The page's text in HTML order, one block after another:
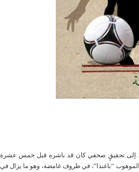
إلى تحقيقٍ صحفي كان قد باشره قبل خمس عشرة
“باغندا”، في ظروف غامضة، وهو ما يزال في